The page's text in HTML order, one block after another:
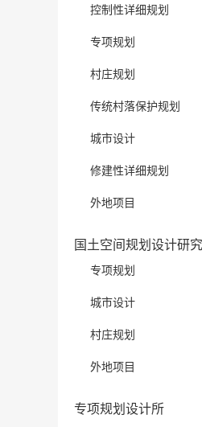
控制性详细规划
专项规划
村庄规划
传统村落保护规划
城市设计
修建性详细规划
外地项目
国土空间规划设计研
专项规划
城市设计
村庄规划
外地项目
专项规划设计所